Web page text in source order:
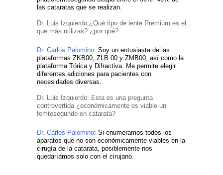
las cataratas que se realizan.
Dr. Luis Izquierdo:¿Qué tipo de lente Premium es el
que más utilizas? ¿por qué?
Dr. Carlos Palomino: Soy un entusiasta de las
plataformas ZKB00, ZLB 00 y ZMB00, así como la
plataforma Tórica y Difractiva. Me permite elegir
diferentes adiciones para pacientes con
necesidades diversas.
Dr. Luis Izquierdo: Esta es una pregunta
controvertida ¿económicamente es viable un
femtosegundo en catarata?
Dr. Carlos Palomino: Si enumeramos todos los
aparatos que no son económicamente viables en la
cirugía de la catarata, posiblemente nos
quedaríamos solo con el cirujano.